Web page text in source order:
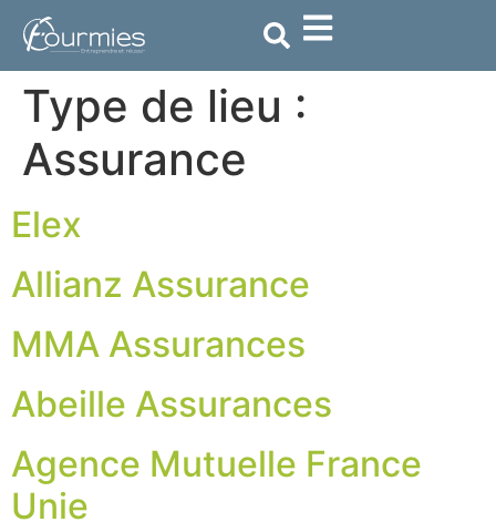
principal
Type de lieu :
Assurance
Elex
Allianz Assurance
MMA Assurances
Abeille Assurances
Agence Mutuelle France
Unie